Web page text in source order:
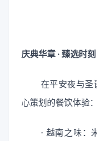
庆典华章 · 臻选时刻
在平安夜与圣
心策划的餐饮体验：
· 越南之味